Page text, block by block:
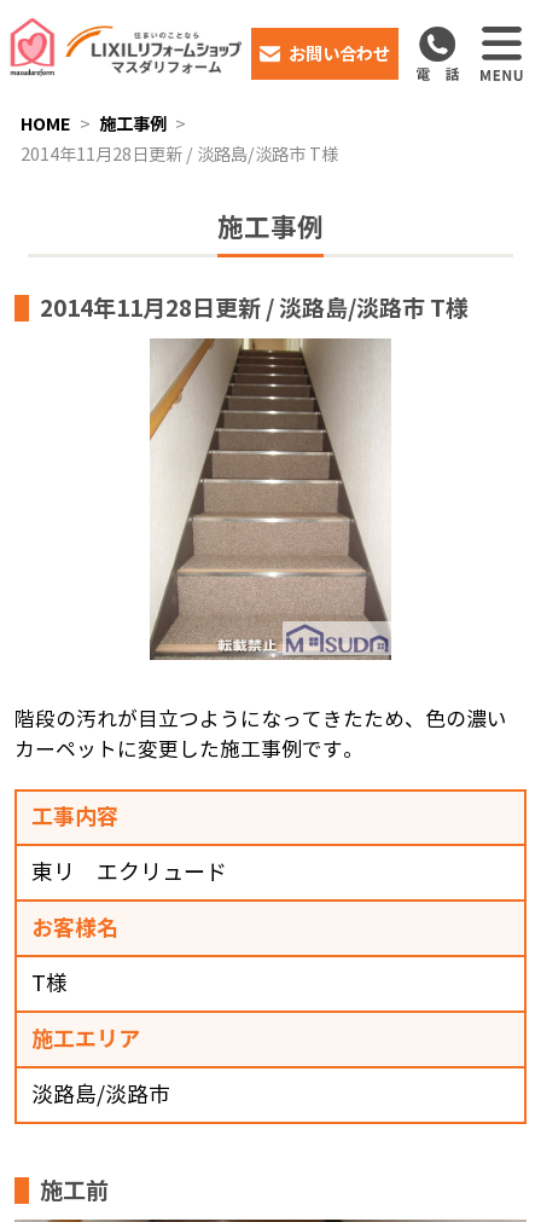
お問い合わせ
HOME
施工事例
2014年11月28日更新 / 淡路島/淡路市 T様
施工事例
2014年11月28日更新 / 淡路島/淡路市 T様
階段の汚れが目立つようになってきたため、色の濃い
カーペットに変更した施工事例です。
工事内容
東リ エクリュード
お客様名
T様
施工エリア
淡路島/淡路市
施工前